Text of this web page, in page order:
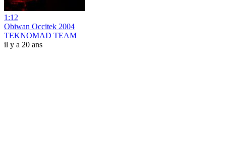
1:12
Obiwan Occitek 2004
TEKNOMAD TEAM
il y a 20 ans